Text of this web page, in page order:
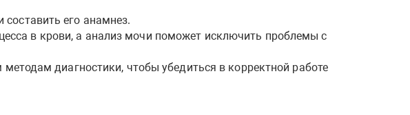
его анамнез.
в крови, а анализ мочи поможет исключить проблемы с
диагностики, чтобы убедиться в корректной работе